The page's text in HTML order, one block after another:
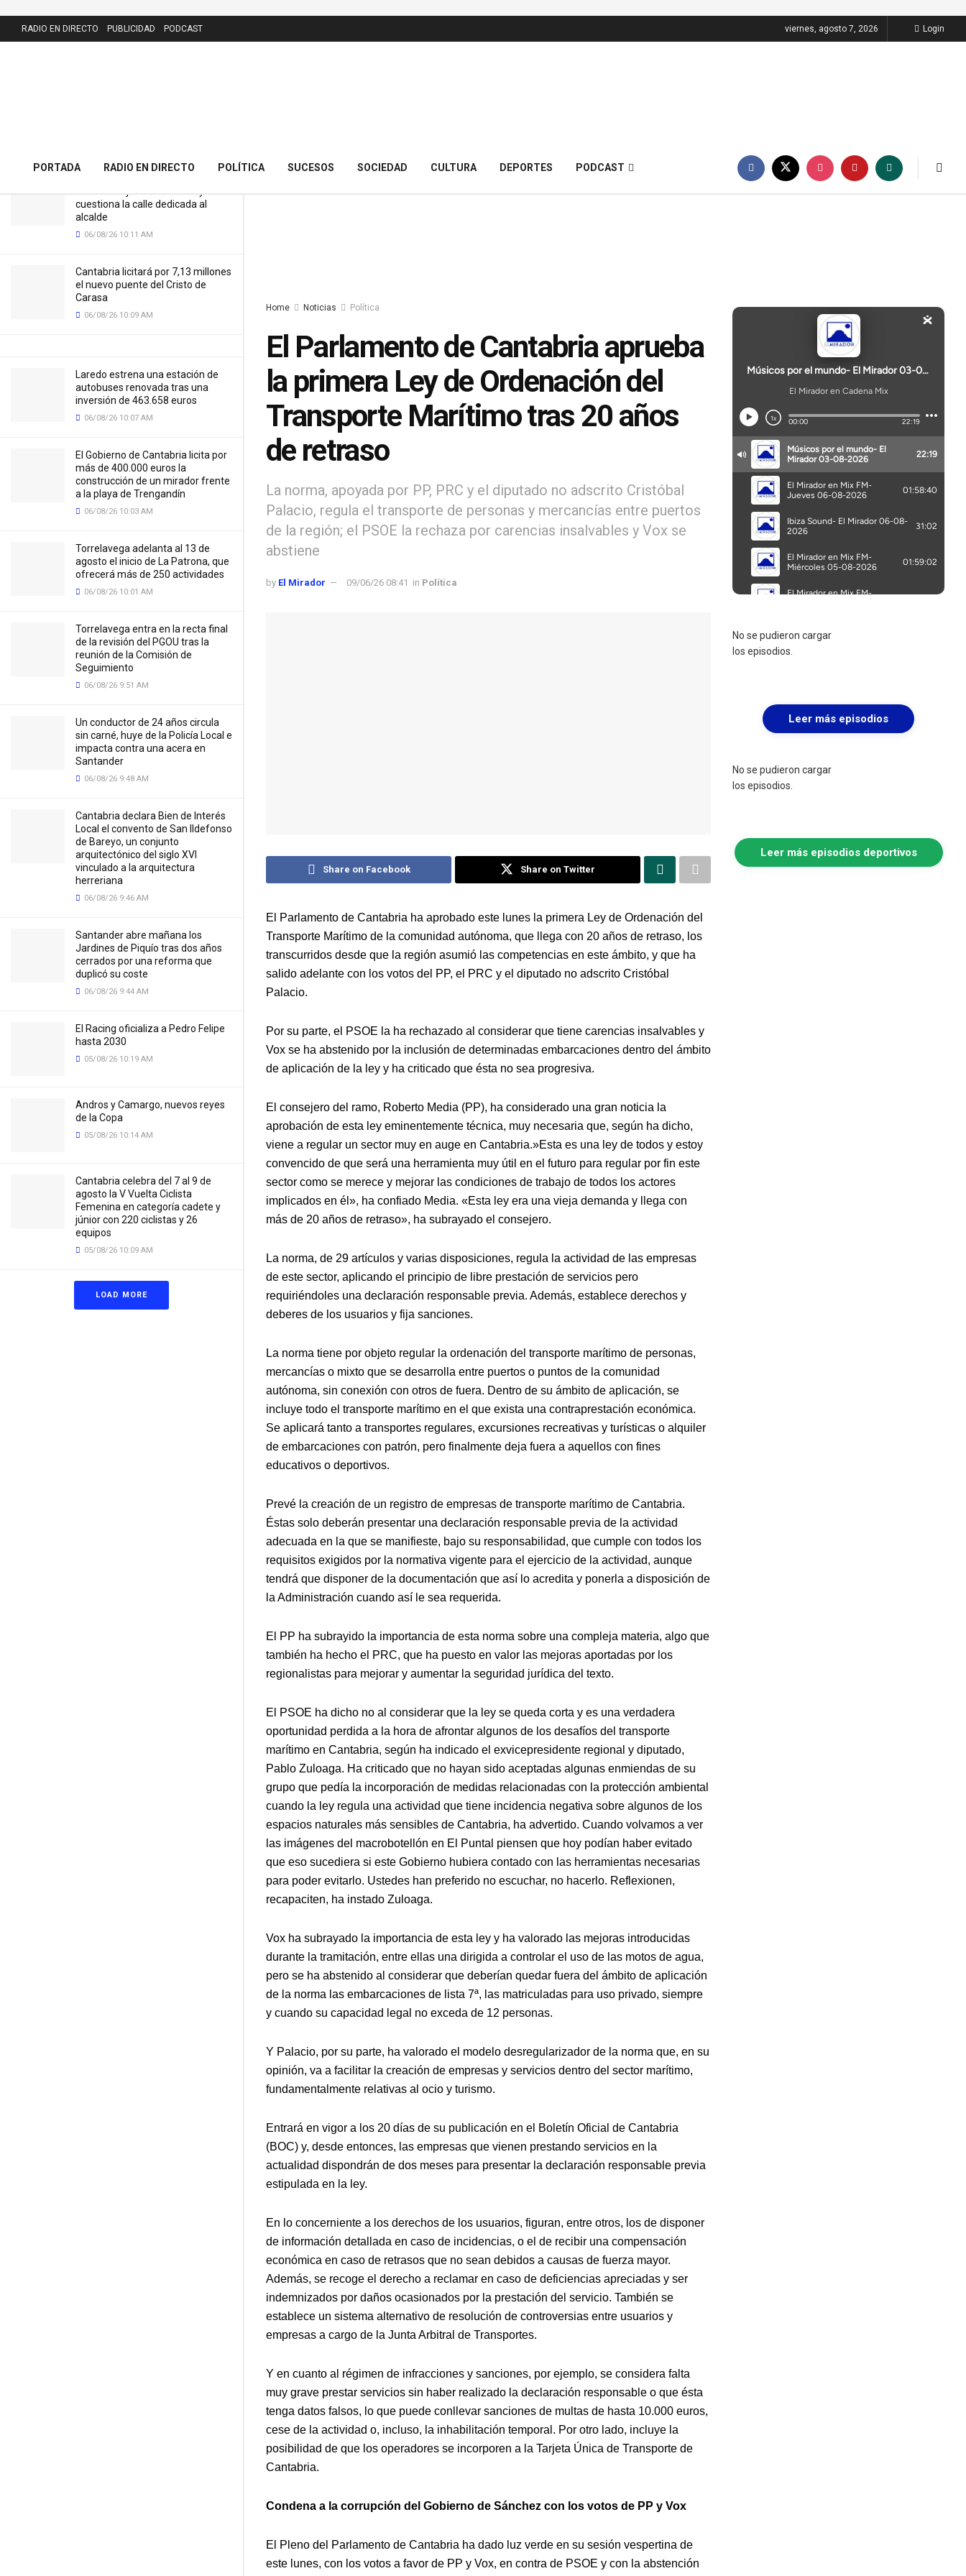
cuestiona la calle dedicada al
alcalde
06/08/26 10:11 AM
Cantabria licitará por 7,13 millones
el nuevo puente del Cristo de
Carasa
06/08/26 10:09 AM
Laredo estrena una estación de
autobuses renovada tras una
inversión de 463.658 euros
06/08/26 10:07 AM
El Gobierno de Cantabria licita por
más de 400.000 euros la
construcción de un mirador frente
a la playa de Trengandín
06/08/26 10:03 AM
Torrelavega adelanta al 13 de
agosto el inicio de La Patrona, que
ofrecerá más de 250 actividades
06/08/26 10:01 AM
Torrelavega entra en la recta final
de la revisión del PGOU tras la
reunión de la Comisión de
Seguimiento
06/08/26 9:51 AM
Un conductor de 24 años circula
sin carné, huye de la Policía Local e
impacta contra una acera en
Santander
06/08/26 9:48 AM
Cantabria declara Bien de Interés
Local el convento de San Ildefonso
de Bareyo, un conjunto
arquitectónico del siglo XVI
vinculado a la arquitectura
herreriana
06/08/26 9:46 AM
Santander abre mañana los
Jardines de Piquío tras dos años
cerrados por una reforma que
duplicó su coste
06/08/26 9:44 AM
El Racing oficializa a Pedro Felipe
hasta 2030
05/08/26 10:19 AM
Andros y Camargo, nuevos reyes
de la Copa
05/08/26 10:14 AM
Cantabria celebra del 7 al 9 de
agosto la V Vuelta Ciclista
Femenina en categoría cadete y
júnior con 220 ciclistas y 26
equipos
05/08/26 10:09 AM
LOAD MORE
RADIO EN DIRECTO PUBLICIDAD PODCAST viernes, agosto 7, 2026 Login
PORTADA RADIO EN DIRECTO POLÍTICA SUCESOS SOCIEDAD CULTURA DEPORTES PODCAST
Home Noticias Política
El Parlamento de Cantabria aprueba
la primera Ley de Ordenación del
Transporte Marítimo tras 20 años
de retraso
La norma, apoyada por PP, PRC y el diputado no adscrito Cristóbal
Palacio, regula el transporte de personas y mercancías entre puertos
de la región; el PSOE la rechaza por carencias insalvables y Vox se
abstiene
by El Mirador 09/06/26 08:41 in Política
Share on Facebook Share on Twitter
El Parlamento de Cantabria ha aprobado este lunes la primera Ley de Ordenación del
Transporte Marítimo de la comunidad autónoma, que llega con 20 años de retraso, los
transcurridos desde que la región asumió las competencias en este ámbito, y que ha
salido adelante con los votos del PP, el PRC y el diputado no adscrito Cristóbal
Palacio.
Por su parte, el PSOE la ha rechazado al considerar que tiene carencias insalvables y
Vox se ha abstenido por la inclusión de determinadas embarcaciones dentro del ámbito
de aplicación de la ley y ha criticado que ésta no sea progresiva.
El consejero del ramo, Roberto Media (PP), ha considerado una gran noticia la
aprobación de esta ley eminentemente técnica, muy necesaria que, según ha dicho,
viene a regular un sector muy en auge en Cantabria.»Esta es una ley de todos y estoy
convencido de que será una herramienta muy útil en el futuro para regular por fin este
sector como se merece y mejorar las condiciones de trabajo de todos los actores
implicados en él», ha confiado Media. «Esta ley era una vieja demanda y llega con
más de 20 años de retraso», ha subrayado el consejero.
La norma, de 29 artículos y varias disposiciones, regula la actividad de las empresas
de este sector, aplicando el principio de libre prestación de servicios pero
requiriéndoles una declaración responsable previa. Además, establece derechos y
deberes de los usuarios y fija sanciones.
La norma tiene por objeto regular la ordenación del transporte marítimo de personas,
mercancías o mixto que se desarrolla entre puertos o puntos de la comunidad
autónoma, sin conexión con otros de fuera. Dentro de su ámbito de aplicación, se
incluye todo el transporte marítimo en el que exista una contraprestación económica.
Se aplicará tanto a transportes regulares, excursiones recreativas y turísticas o alquiler
de embarcaciones con patrón, pero finalmente deja fuera a aquellos con fines
educativos o deportivos.
Prevé la creación de un registro de empresas de transporte marítimo de Cantabria.
Éstas solo deberán presentar una declaración responsable previa de la actividad
adecuada en la que se manifieste, bajo su responsabilidad, que cumple con todos los
requisitos exigidos por la normativa vigente para el ejercicio de la actividad, aunque
tendrá que disponer de la documentación que así lo acredita y ponerla a disposición de
la Administración cuando así le sea requerida.
El PP ha subrayido la importancia de esta norma sobre una compleja materia, algo que
también ha hecho el PRC, que ha puesto en valor las mejoras aportadas por los
regionalistas para mejorar y aumentar la seguridad jurídica del texto.
El PSOE ha dicho no al considerar que la ley se queda corta y es una verdadera
oportunidad perdida a la hora de afrontar algunos de los desafíos del transporte
marítimo en Cantabria, según ha indicado el exvicepresidente regional y diputado,
Pablo Zuloaga. Ha criticado que no hayan sido aceptadas algunas enmiendas de su
grupo que pedía la incorporación de medidas relacionadas con la protección ambiental
cuando la ley regula una actividad que tiene incidencia negativa sobre algunos de los
espacios naturales más sensibles de Cantabria, ha advertido. Cuando volvamos a ver
las imágenes del macrobotellón en El Puntal piensen que hoy podían haber evitado
que eso sucediera si este Gobierno hubiera contado con las herramientas necesarias
para poder evitarlo. Ustedes han preferido no escuchar, no hacerlo. Reflexionen,
recapaciten, ha instado Zuloaga.
Vox ha subrayado la importancia de esta ley y ha valorado las mejoras introducidas
durante la tramitación, entre ellas una dirigida a controlar el uso de las motos de agua,
pero se ha abstenido al considerar que deberían quedar fuera del ámbito de aplicación
de la norma las embarcaciones de lista 7ª, las matriculadas para uso privado, siempre
y cuando su capacidad legal no exceda de 12 personas.
Y Palacio, por su parte, ha valorado el modelo desregularizador de la norma que, en su
opinión, va a facilitar la creación de empresas y servicios dentro del sector marítimo,
fundamentalmente relativas al ocio y turismo.
Entrará en vigor a los 20 días de su publicación en el Boletín Oficial de Cantabria
(BOC) y, desde entonces, las empresas que vienen prestando servicios en la
actualidad dispondrán de dos meses para presentar la declaración responsable previa
estipulada en la ley.
En lo concerniente a los derechos de los usuarios, figuran, entre otros, los de disponer
de información detallada en caso de incidencias, o el de recibir una compensación
económica en caso de retrasos que no sean debidos a causas de fuerza mayor.
Además, se recoge el derecho a reclamar en caso de deficiencias apreciadas y ser
indemnizados por daños ocasionados por la prestación del servicio. También se
establece un sistema alternativo de resolución de controversias entre usuarios y
empresas a cargo de la Junta Arbitral de Transportes.
Y en cuanto al régimen de infracciones y sanciones, por ejemplo, se considera falta
muy grave prestar servicios sin haber realizado la declaración responsable o que ésta
tenga datos falsos, lo que puede conllevar sanciones de multas de hasta 10.000 euros,
cese de la actividad o, incluso, la inhabilitación temporal. Por otro lado, incluye la
posibilidad de que los operadores se incorporen a la Tarjeta Única de Transporte de
Cantabria.
Condena a la corrupción del Gobierno de Sánchez con los votos de PP y Vox
El Pleno del Parlamento de Cantabria ha dado luz verde en su sesión vespertina de
este lunes, con los votos a favor de PP y Vox, en contra de PSOE y con la abstención
No se pudieron cargar
los episodios.
Leer más episodios
No se pudieron cargar
los episodios.
Leer más episodios deportivos